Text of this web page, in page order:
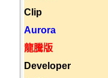
Clip
Aurora
龍騰版
Developer